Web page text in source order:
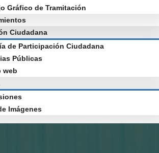
Gráfico de Tramitación
Ciudadana
de Participación Ciudadana
Públicas
web
Imágenes